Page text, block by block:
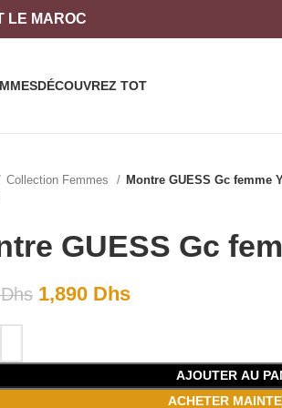
LE MAROC
DÉCOUVREZ TOT
Collection Femmes Montre GUESS Gc femme
GUESS Gc
Dhs 1,890 Dhs
AJOUTER AU
ACHETER